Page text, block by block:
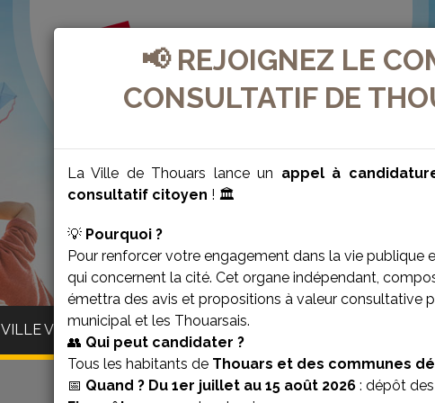
📢 REJOIGNEZ LE
CONSULTATIF DE
La Ville de Thouars lance un appel à
consultatif citoyen ! 🏛️
💡 Pourquoi ?
Pour renforcer votre engagement dans la vie publique
qui concernent la cité. Cet organe indépendant,
émettra des avis et propositions à valeur consultative
municipal et les Thouarsais.
👥 Qui peut candidater ?
Tous les habitants de Thouars et des communes
📅 Quand ? Du 1er juillet au 15 août 2026 : dépôt
VILLE VIVANTE VILLE BIEN-ÊTRE